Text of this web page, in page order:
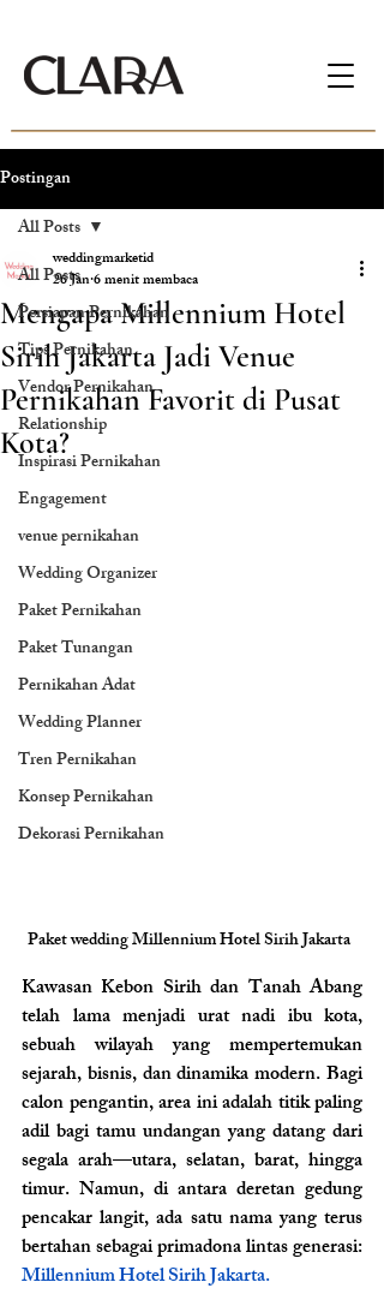
Postingan
All Posts
Persiapan Pernikahan
Tips Pernikahan
Vendor Pernikahan
Relationship
Inspirasi Pernikahan
Engagement
venue pernikahan
Wedding Organizer
Paket Pernikahan
Paket Tunangan
Pernikahan Adat
Wedding Planner
Tren Pernikahan
Konsep Pernikahan
Dekorasi Pernikahan
All Posts
Mengapa Millennium Hotel
Sirih Jakarta Jadi Venue
Pernikahan Favorit di Pusat
Kota?
weddingmarketid
26 Jan6 menit membaca
Paket wedding Millennium Hotel Sirih Jakarta
Kawasan Kebon Sirih dan Tanah Abang
telah lama menjadi urat nadi ibu kota,
sebuah wilayah yang mempertemukan
sejarah, bisnis, dan dinamika modern. Bagi
calon pengantin, area ini adalah titik paling
adil bagi tamu undangan yang datang dari
segala arah—utara, selatan, barat, hingga
timur. Namun, di antara deretan gedung
pencakar langit, ada satu nama yang terus
Millennium Hotel Sirih Jakarta.